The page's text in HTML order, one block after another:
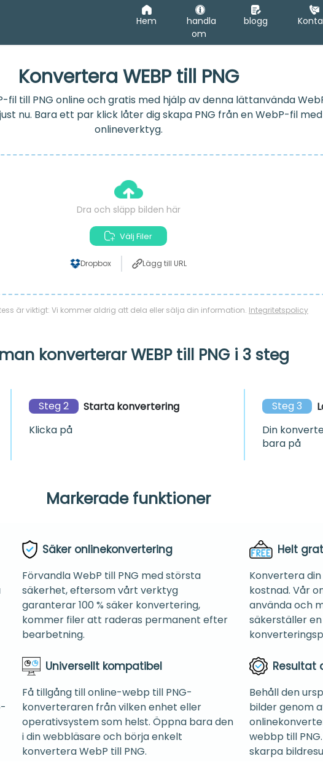
Hem
handla
om
blogg
Konvertera WEBP till PNG
fil till PNG online och gratis med hjälp av denna lättanvända
nu. Bara ett par klick låter dig skapa PNG från en WebP-fil
onlineverktyg.
Dra och släpp bilden här
Välj Filer
Dropbox Lägg till URL
är viktigt: Vi kommer aldrig att dela eller sälja din information. Integritetspolicy
konverterar WEBP till PNG i 3 steg
Steg 2
Starta konvertering
Klicka på
Steg 3
Din
bara på
Markerade funktioner
Säker onlinekonvertering
Förvandla WebP till PNG med största
säkerhet, eftersom vårt verktyg
garanterar 100 % säker konvertering,
kommer filer att raderas permanent efter
bearbetning.
Helt
Konvertera
kostnad. Vår
använda och
säkerställer
Universellt kompatibel
Få tillgång till online-webp till PNG-
konverteraren från vilken enhet eller
operativsystem som helst. Öppna bara den
i din webbläsare och börja enkelt
konvertera WebP till PNG.
Resultat
Behåll den
bilder genom
webbp till
skarpa